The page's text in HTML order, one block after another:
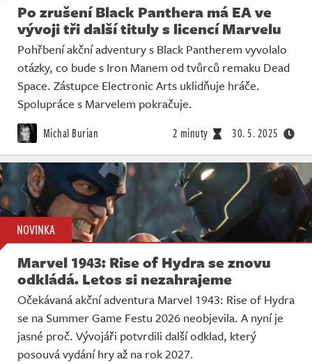
Po zrušení Black Panthera má EA ve
vývoji tři další tituly s licencí Marvelu
Pohřbení akční adventury s Black Pantherem vyvolalo
otázky, co bude s Iron Manem od tvůrců remaku Dead
Space. Zástupce Electronic Arts uklidňuje hráče.
Spolupráce s Marvelem pokračuje.
Michal Burian 2 minuty 30. 5. 2025
NOVINKA
Marvel 1943: Rise of Hydra se znovu
odkládá. Letos si nezahrajeme
Očekávaná akční adventura Marvel 1943: Rise of Hydra
se na Summer Game Festu 2026 neobjevila. A nyní je
jasné proč. Vývojáři potvrdili další odklad, který
posouvá vydání hry až na rok 2027.